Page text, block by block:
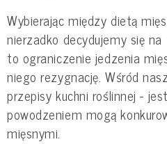
Wybierając między dietą
nierzadko decydujemy się
to ograniczenie jedzenia
niego rezygnację. Wśród
przepisy kuchni roślinnej -
powodzeniem mogą
mięsnymi.